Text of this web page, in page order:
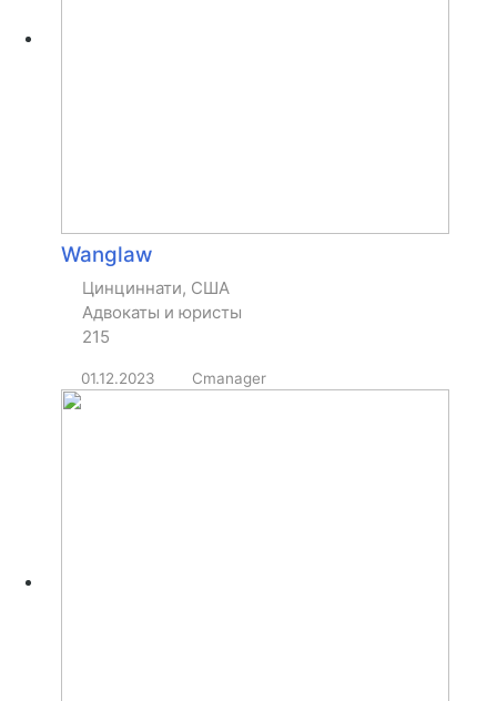
Wanglaw
Цинциннати, США
Адвокаты и юристы
215
01.12.2023 Cmanager